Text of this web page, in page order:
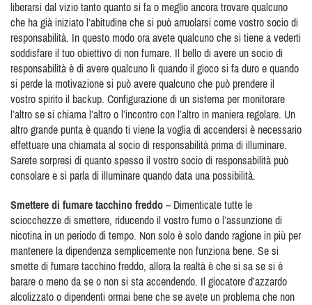
liberarsi dal vizio tanto quanto si fa o meglio ancora trovare qualcuno
che ha già iniziato l’abitudine che si può arruolarsi come vostro socio di
responsabilità. In questo modo ora avete qualcuno che si tiene a vederti
soddisfare il tuo obiettivo di non fumare. Il bello di avere un socio di
responsabilità è di avere qualcuno lì quando il gioco si fa duro e quando
si perde la motivazione si può avere qualcuno che può prendere il
vostro spirito il backup. Configurazione di un sistema per monitorare
l’altro se si chiama l’altro o l’incontro con l’altro in maniera regolare. Un
altro grande punta è quando ti viene la voglia di accendersi è necessario
effettuare una chiamata al socio di responsabilità prima di illuminare.
Sarete sorpresi di quanto spesso il vostro socio di responsabilità può
consolare e si parla di illuminare quando data una possibilità.
Smettere di fumare tacchino freddo – Dimenticate tutte le
sciocchezze di smettere, riducendo il vostro fumo o l’assunzione di
nicotina in un periodo di tempo. Non solo è solo dando ragione in più per
mantenere la dipendenza semplicemente non funziona bene. Se si
smette di fumare tacchino freddo, allora la realtà è che si sa se si è
barare o meno da se o non si sta accendendo. Il giocatore d’azzardo
alcolizzato o dipendenti ormai bene che se avete un problema che non